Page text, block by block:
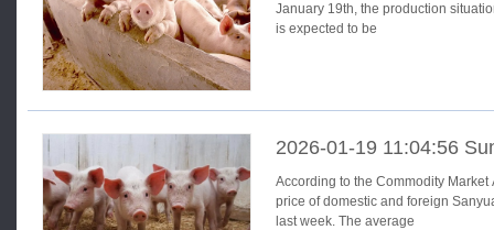
January 19th, the production
is expected to be
2026-01-19 11:04:56
According to the Commodity
price of domestic and foreign
last week. The average